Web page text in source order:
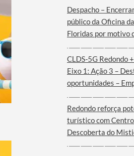
Despacho –
público da Oficina
Floridas por motivo
CLDS-5G Redondo
Eixo 1: Ação 3 –
oportunidades –
Paulo – Serra
Redondo reforça
turístico com
Descoberta do
Serra d´Ossa